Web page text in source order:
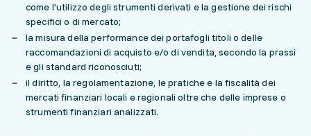
come l’utilizzo degli strumenti derivati e la gestione dei rischi
specifici o di mercato;
la misura della performance dei portafogli titoli o delle
raccomandazioni di acquisto e/o di vendita, secondo la prassi
e gli standard riconosciuti;
il diritto, la regolamentazione, le pratiche e la fiscalità dei
mercati finanziari locali e regionali oltre che delle imprese o
strumenti finanziari analizzati.